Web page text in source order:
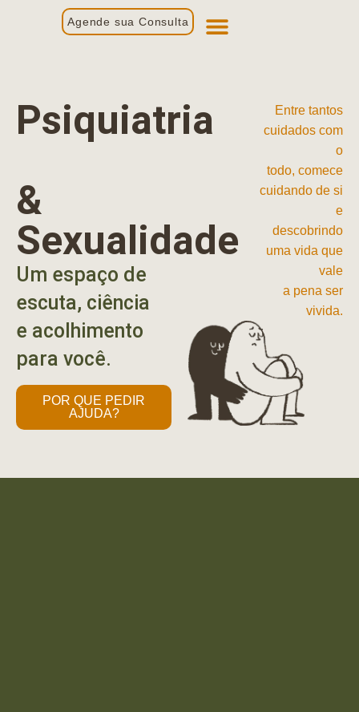
Agende sua Consulta
Psiquiatria
&
Sexualidade
Um espaço de
escuta, ciência
e acolhimento
para você.
POR QUE PEDIR
AJUDA?
Entre tantos
cuidados com
o
todo, comece
cuidando de si
e
descobrindo
uma vida que
vale
a pena ser
vivida.